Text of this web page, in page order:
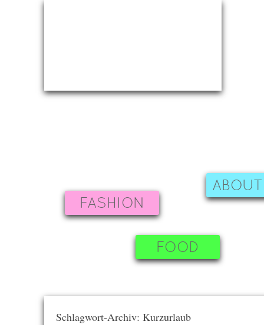
FASHION
FOOD
Schlagwort-Archiv: Kurzurlaub